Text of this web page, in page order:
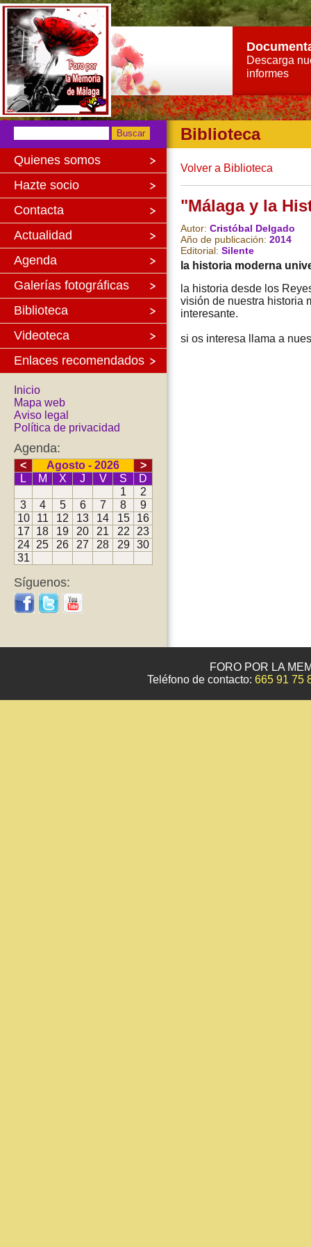
Descarga
informes
Quienes somos
Hazte socio
Contacta
Actualidad
Agenda
Galerías fotográficas
Biblioteca
Videoteca
Enlaces recomendados
Inicio
Mapa web
Aviso legal
Política de privacidad
Agenda:
< Agosto - 2026
>
L
M X J V S
D
1
2
3
4 5 6 7 8
9
10
11 12 13 14 15
16
17
18 19 20 21 22
23
24
25 26 27 28 29
30
31
Síguenos:
Biblioteca
Volver a Biblioteca
"Málaga y la
Autor: Cristóbal Delgado
Año de publicación: 2014
Editorial: Silente
la historia moderna
la historia desde los
visión de nuestra historia
interesante.
si os interesa llama a
FORO POR LA
Teléfono de contacto: 665 91 75